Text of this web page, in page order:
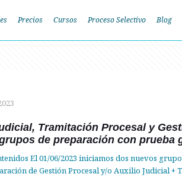
Precios Cursos Proceso Selectivo Blog
Tramitación Procesal y
de preparación con prueba
El 01/06/2023 iniciamos dos nuevos
de Gestión Procesal y/o Auxilio Judicial +